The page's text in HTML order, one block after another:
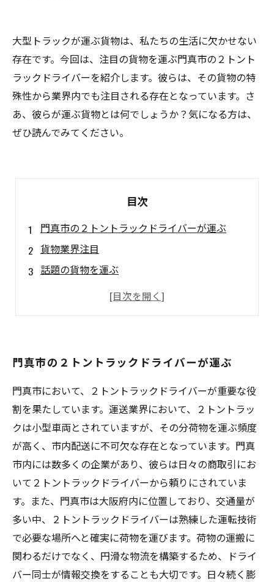
大型トラックが運ぶ貨物は、私たちの生活に欠かせない
存在です。今回は、注目の貨物を運ぶ門真市の２トント
ラックドライバーを紹介します。彼らは、その貨物の特
殊性から業界内でも注目される存在となっています。さ
あ、彼らが運ぶ貨物とは何でしょうか？気になる方は、
ぜひ読んでみてください。
目次
門真市の２トントラックドライバーが運ぶ
貨物業界注目
話題の貨物を運ぶ
門真市の２トントラックドライバーが運ぶ
門真市において、２トントラックドライバーが重要な役
割を果たしています。運送業界において、２トントラッ
クは小型車両とされていますが、その分荷物を運ぶ頻度
が高く、市内配送に不可欠な存在となっています。門真
市内には数多くの企業があり、彼らは日々の商取引にお
いて２トントラックドライバーから頼りにされていま
す。また、門真市は大阪府内に位置しており、交通量が
多い中、２トントラックドライバーは熟練した運転技術
で必要な場所へと確実に荷物を運びます。荷物の運搬に
関わるだけでなく、円滑な物流を構築するため、ドライ
バー同士が情報交換をすることも大切です。日々続く膨